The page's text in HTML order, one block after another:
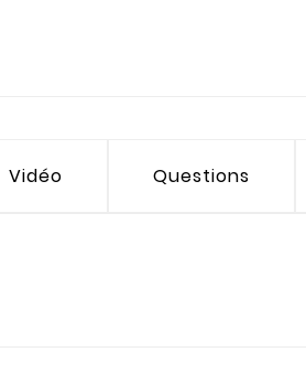
Vidéo Questions